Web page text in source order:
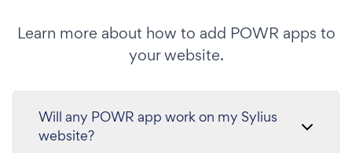
Learn more about how to add POWR apps to
your website.
Will any POWR app work on my Sylius
website?